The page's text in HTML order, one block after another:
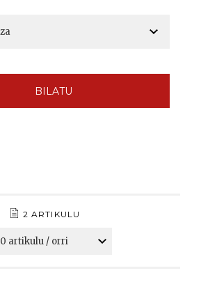
BILATU
2 ARTIKULU